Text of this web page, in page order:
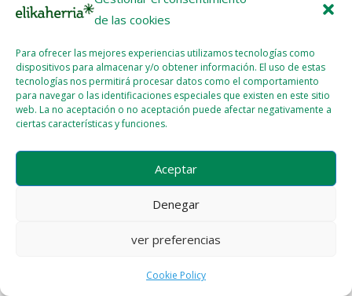
de las cookies
Para ofrecer las mejores experiencias utilizamos tecnologías como
dispositivos para almacenar y/o obtener información. El uso de estas
tecnologías nos permitirá procesar datos como el comportamiento
para navegar o las identificaciones especiales que existen en este sitio
web. La no aceptación o no aceptación puede afectar negativamente a
ciertas características y funciones.
Aceptar
Denegar
ver preferencias
Cookie Policy
Read More >>